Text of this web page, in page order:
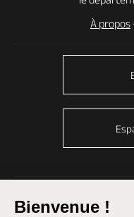
Bienvenue !
À propos